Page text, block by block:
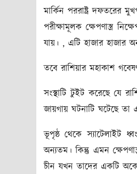
মার্কিন পররাষ্ট্র দফতরের
পরীক্ষামূলক ক্ষেপণাস্ত্র
যায়। , এটি হাজার হাজার
তবে রাশিয়ার মহাকাশ
সংস্থাটি টুইট করেছে যে
জায়গায় ঘটনাটি ঘটেছে
ভূপৃষ্ঠ থেকে স্যাটেলাইট
অন্যতম। কিন্তু এমন
চীন যখন তাদের একটি